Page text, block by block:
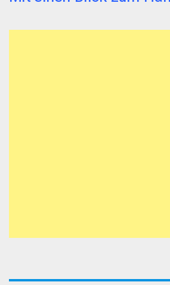
Kostenlos verkaufen